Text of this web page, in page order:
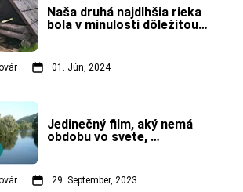
Naša druhá najdlhšia rieka
bola v minulosti dôležitou
01. Jún, 2024
Jedinečný film, aký nemá
obdobu vo svete,
29. September, 2023